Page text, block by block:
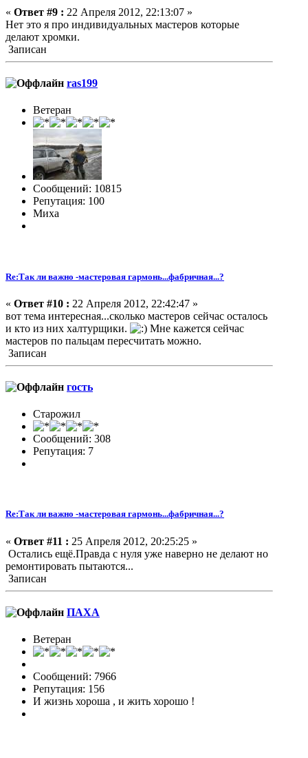
« Ответ #9 : 22 Апреля 2012, 22:13:07 »
Нет это я про индивидуальных мастеров которые
делают хромки.
Записан
ras199
Ветеран
Сообщений: 10815
Репутация: 100
Миха
Re:Так ли важно -мастеровая гармонь...фабричная...?
« Ответ #10 : 22 Апреля 2012, 22:42:47 »
вот тема интересная...сколько мастеров сейчас осталось
и кто из них халтурщики.
Мне кажется сейчас
мастеров по пальцам пересчитать можно.
Записан
гость
Старожил
Сообщений: 308
Репутация: 7
Re:Так ли важно -мастеровая гармонь...фабричная...?
« Ответ #11 : 25 Апреля 2012, 20:25:25 »
Остались ещё.Правда с нуля уже наверно не делают но
ремонтировать пытаются...
Записан
ПАХА
Ветеран
Сообщений: 7966
Репутация: 156
И жизнь хороша , и жить хорошо !